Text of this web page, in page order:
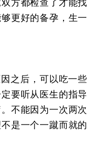
方都检查了才能找
更好的备孕，生一
之后，可以吃一些
要听从医生的指导
不能因为一次两次
是一个一蹴而就的